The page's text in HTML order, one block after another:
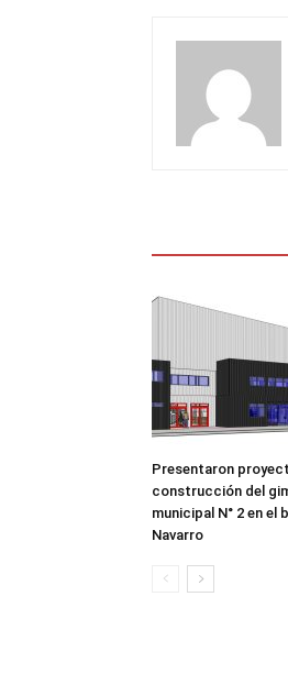
Presentaron
construcción del
municipal N° 2 en el
Navarro